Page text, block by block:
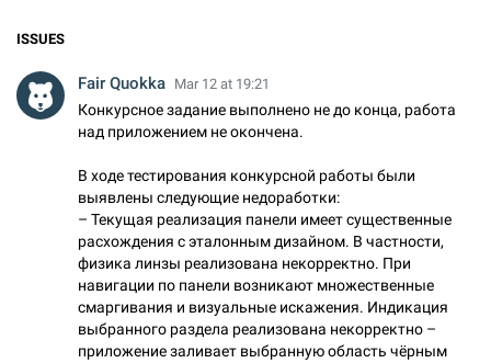
ISSUES
Fair Quokka Mar 12 at 19:21
Конкурсное задание выполнено не до конца, работа
над приложением не окончена.
В ходе тестирования конкурсной работы были
выявлены следующие недоработки:
– Текущая реализация панели имеет существенные
расхождения с эталонным дизайном. В частности,
физика линзы реализована некорректно. При
навигации по панели возникают множественные
смаргивания и визуальные искажения. Индикация
выбранного раздела реализована некорректно –
приложение заливает выбранную область чёрным